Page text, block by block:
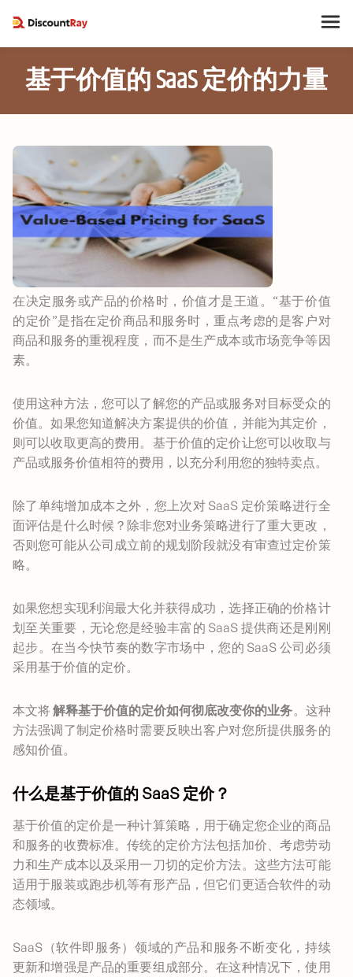
基于价值的 SaaS 定价的力量
在决定服务或产品的价格时，价值才是王道。“基于价值
的定价”是指在定价商品和服务时，重点考虑的是客户对
商品和服务的重视程度，而不是生产成本或市场竞争等因
素。
使用这种方法，您可以了解您的产品或服务对目标受众的
价值。如果您知道解决方案提供的价值，并能为其定价，
则可以收取更高的费用。基于价值的定价让您可以收取与
产品或服务价值相符的费用，以充分利用您的独特卖点。
除了单纯增加成本之外，您上次对 SaaS 定价策略进行全
面评估是什么时候？除非您对业务策略进行了重大更改，
否则您可能从公司成立前的规划阶段就没有审查过定价策
略。
如果您想实现利润最大化并获得成功，选择正确的价格计
划至关重要，无论您是经验丰富的 SaaS 提供商还是刚刚
起步。在当今快节奏的数字市场中，您的 SaaS 公司必须
采用基于价值的定价。
本文将解释基于价值的定价如何彻底改变你的业务。这种
方法强调了制定价格时需要反映出客户对您所提供服务的
感知价值。
什么是基于价值的 SaaS 定价？
基于价值的定价是一种计算策略，用于确定您企业的商品
和服务的收费标准。传统的定价方法包括加价、考虑劳动
力和生产成本以及采用一刀切的定价方法。这些方法可能
适用于服装或跑步机等有形产品，但它们更适合软件的动
态领域。
SaaS（软件即服务）领域的产品和服务不断变化，持续
更新和增强是产品的重要组成部分。在这种情况下，使用